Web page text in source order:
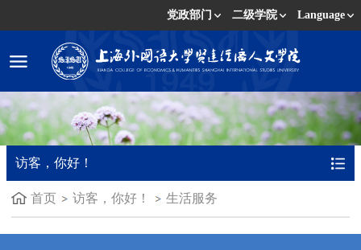
党政部门 二级学院 Language
访客，你好！
首页 访客，你好！ 生活服务